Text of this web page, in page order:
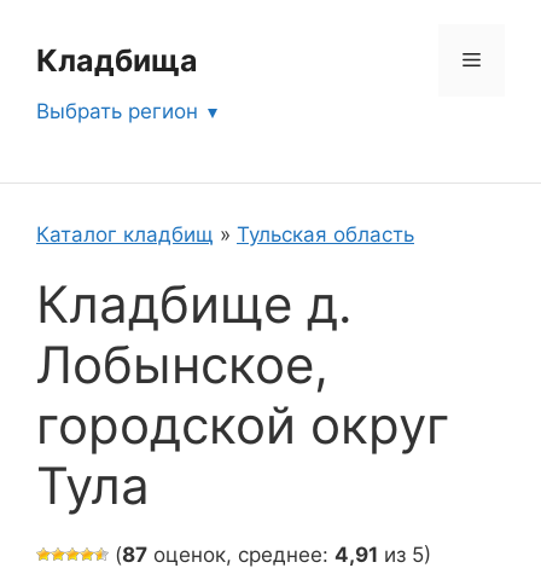
содержимому
Кладбища Меню
Выбрать регион
Каталог кладбищ » Тульская область
Кладбище д.
Лобынское,
городской округ
Тула
(87 оценок, среднее: 4,91 из 5)